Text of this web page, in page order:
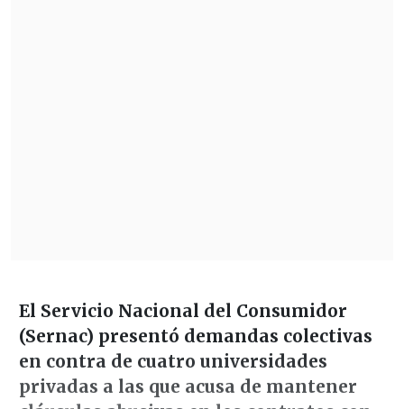
El Servicio Nacional del Consumidor
(Sernac) presentó demandas colectivas
en contra de cuatro universidades
privadas a las que acusa de mantener